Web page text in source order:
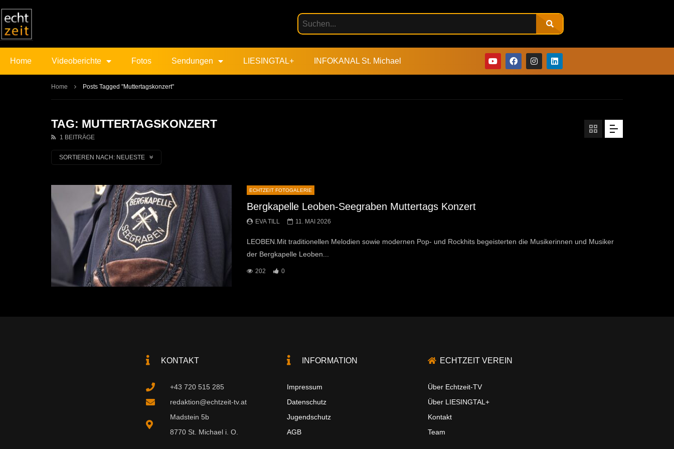
Home Videoberichte Fotos Sendungen LIESINGTAL+ INFOKANAL St. Michael
Home Posts Tagged "Muttertagskonzert"
TAG: MUTTERTAGSKONZERT
1 BEITRÄGE
SORTIEREN NACH: NEUESTE
ECHTZEIT FOTOGALERIE
Bergkapelle Leoben-Seegraben Muttertags Konzert
EVA TILL 11. MAI 2026
LEOBEN.Mit traditionellen Melodien sowie modernen Pop- und Rockhits begeisterten die Musikerinnen und Musiker
der Bergkapelle Leoben...
202 0
KONTAKT
+43 720 515 285
redaktion@echtzeit-tv.at
Madstein 5b
8770 St. Michael i. O.
INFORMATION
Impressum
Datenschutz
Jugendschutz
AGB
ECHTZEIT VEREIN
Über Echtzeit-TV
Über LIESINGTAL+
Kontakt
Team